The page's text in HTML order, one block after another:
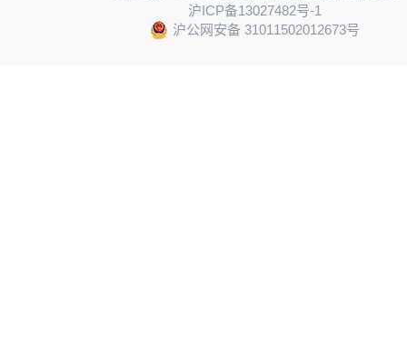
沪ICP备13027482号-1
沪公网安备 31011502012673号